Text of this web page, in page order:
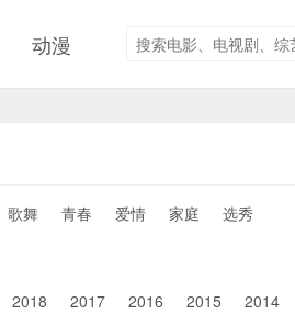
动漫
歌舞 青春 爱情 家庭
选秀
2018 2017 2016 2015 2014